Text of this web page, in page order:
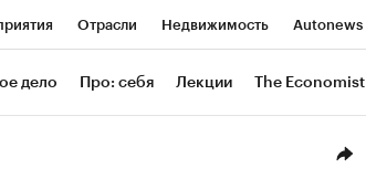
Отрасли Недвижимость Autonews
РБК Life Тренды Визионеры
дело Про: себя Лекции The Economist